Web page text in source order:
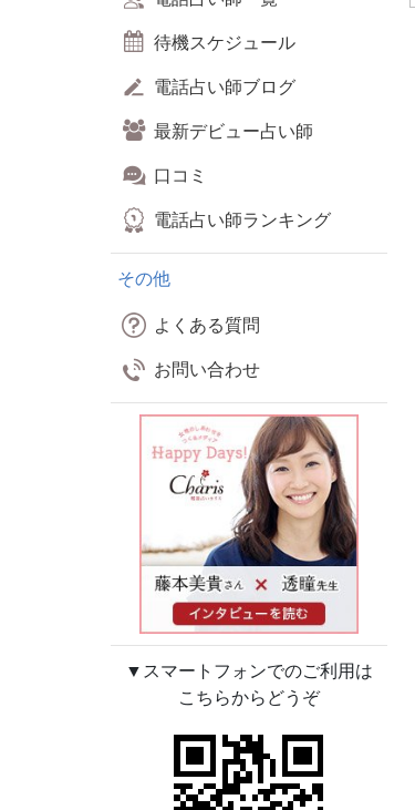
待機スケジュール
電話占い師ブログ
最新デビュー占い師
口コミ
電話占い師ランキング
その他
よくある質問
お問い合わせ
▼スマートフォンでのご利用は
こちらからどうぞ